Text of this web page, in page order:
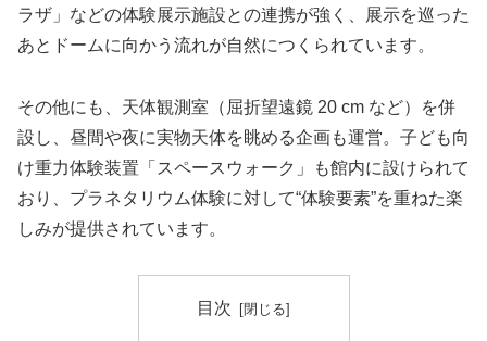
ラザ」などの体験展示施設との連携が強く、展示を巡った
あとドームに向かう流れが自然につくられています。
その他にも、天体観測室（屈折望遠鏡 20 cm など）を併
設し、昼間や夜に実物天体を眺める企画も運営。子ども向
け重力体験装置「スペースウォーク」も館内に設けられて
おり、プラネタリウム体験に対して“体験要素”を重ねた楽
しみが提供されています。
目次